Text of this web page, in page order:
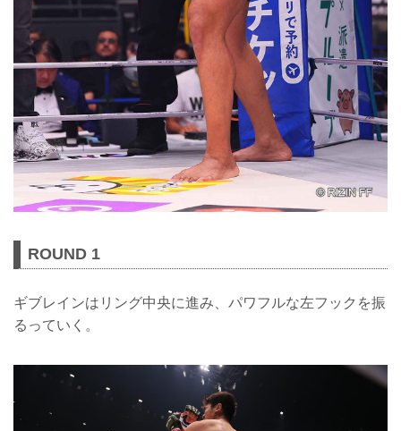
ROUND 1
ギブレインはリング中央に進み、パワフルな左フックを振
るっていく。